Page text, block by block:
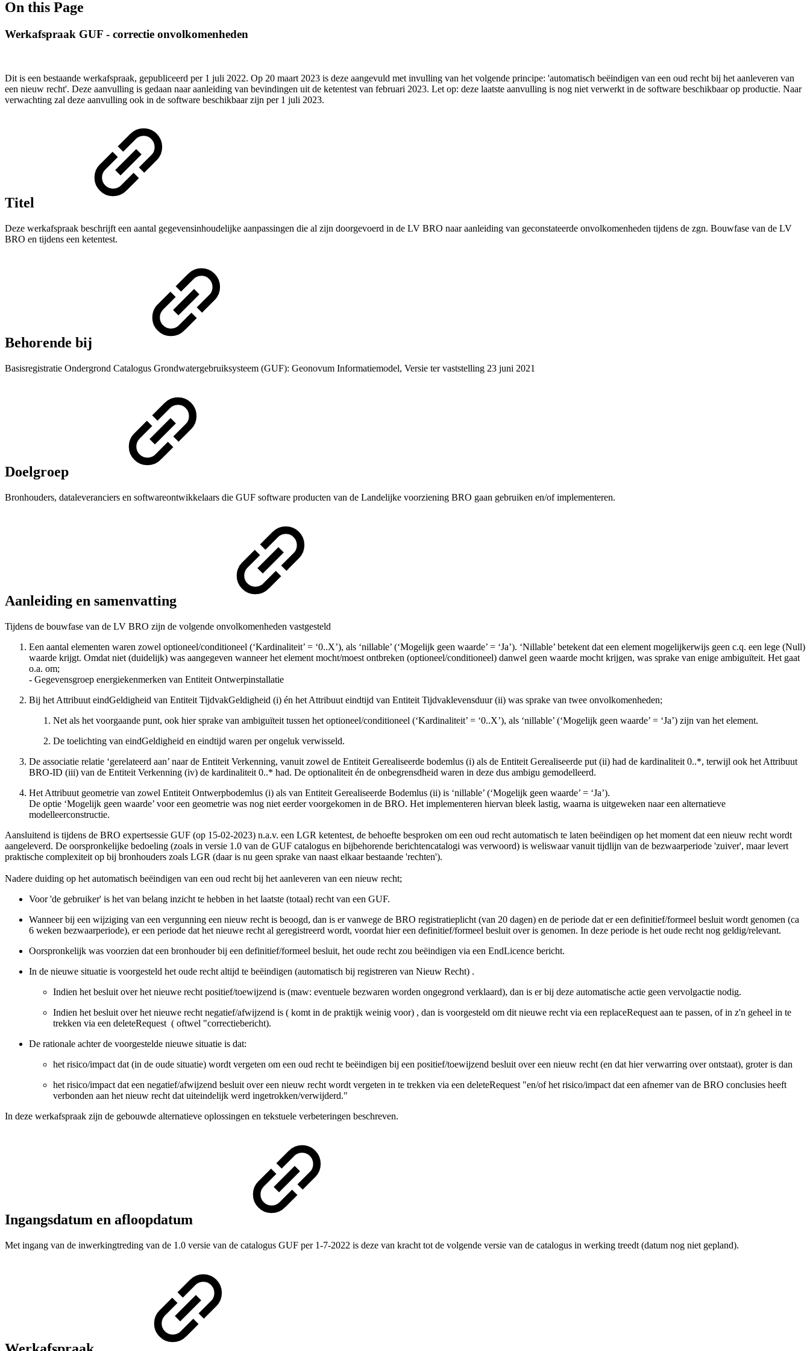
On this Page
Werkafspraak GUF - correctie onvolkomenheden
Dit is een bestaande werkafspraak, gepubliceerd per 1 juli 2022. Op 20 maart 2023 is deze aangevuld met invulling van het volgende principe: 'automatisch beëindigen van een oud recht bij het aanleveren van
een nieuw recht'. Deze aanvulling is gedaan naar aanleiding van bevindingen uit de ketentest van februari 2023. Let op: deze laatste aanvulling is nog niet verwerkt in de software beschikbaar op productie. Naar
verwachting zal deze aanvulling ook in de software beschikbaar zijn per 1 juli 2023.
Titel
Deze werkafspraak beschrijft een aantal gegevensinhoudelijke aanpassingen die al zijn doorgevoerd in de LV BRO naar aanleiding van geconstateerde onvolkomenheden tijdens de zgn. Bouwfase van de LV
BRO en tijdens een ketentest.
Behorende bij
Basisregistratie Ondergrond Catalogus Grondwatergebruiksysteem (GUF): Geonovum Informatiemodel, Versie ter vaststelling 23 juni 2021
Doelgroep
Bronhouders, dataleveranciers en softwareontwikkelaars die GUF software producten van de Landelijke voorziening BRO gaan gebruiken en/of implementeren.
Aanleiding en samenvatting
Tijdens de bouwfase van de LV BRO zijn de volgende onvolkomenheden vastgesteld
Een aantal elementen waren zowel optioneel/conditioneel (‘Kardinaliteit’ = ‘0..X’), als ‘nillable’ (‘Mogelijk geen waarde’ = ‘Ja’). ‘Nillable’ betekent dat een element mogelijkerwijs geen c.q. een lege (Null)
waarde krijgt. Omdat niet (duidelijk) was aangegeven wanneer het element mocht/moest ontbreken (optioneel/conditioneel) danwel geen waarde mocht krijgen, was sprake van enige ambiguïteit. Het gaat
o.a. om;
- Gegevensgroep energiekenmerken van Entiteit Ontwerpinstallatie
Bij het Attribuut eindGeldigheid van Entiteit TijdvakGeldigheid (i) én het Attribuut eindtijd van Entiteit Tijdvaklevensduur (ii) was sprake van twee onvolkomenheden;
Net als het voorgaande punt, ook hier sprake van ambiguïteit tussen het optioneel/conditioneel (‘Kardinaliteit’ = ‘0..X’), als ‘nillable’ (‘Mogelijk geen waarde’ = ‘Ja’) zijn van het element.
De toelichting van eindGeldigheid en eindtijd waren per ongeluk verwisseld.
De associatie relatie ‘gerelateerd aan’ naar de Entiteit Verkenning, vanuit zowel de Entiteit Gerealiseerde bodemlus (i) als de Entiteit Gerealiseerde put (ii) had de kardinaliteit 0..*, terwijl ook het Attribuut
BRO-ID (iii) van de Entiteit Verkenning (iv) de kardinaliteit 0..* had. De optionaliteit én de onbegrensdheid waren in deze dus ambigu gemodelleerd.
Het Attribuut geometrie van zowel Entiteit Ontwerpbodemlus (i) als van Entiteit Gerealiseerde Bodemlus (ii) is ‘nillable’ (‘Mogelijk geen waarde’ = ‘Ja’).
De optie ‘Mogelijk geen waarde’ voor een geometrie was nog niet eerder voorgekomen in de BRO. Het implementeren hiervan bleek lastig, waarna is uitgeweken naar een alternatieve
modelleerconstructie.
Aansluitend is tijdens de BRO expertsessie GUF (op 15-02-2023) n.a.v. een LGR ketentest, de behoefte besproken om een oud recht automatisch te laten beëindigen op het moment dat een nieuw recht wordt
aangeleverd. De oorspronkelijke bedoeling (zoals in versie 1.0 van de GUF catalogus en bijbehorende berichtencatalogi was verwoord) is weliswaar vanuit tijdlijn van de bezwaarperiode 'zuiver', maar levert
praktische complexiteit op bij bronhouders zoals LGR (daar is nu geen sprake van naast elkaar bestaande 'rechten').
Nadere duiding op het automatisch beëindigen van een oud recht bij het aanleveren van een nieuw recht;
Voor 'de gebruiker' is het van belang inzicht te hebben in het laatste (totaal) recht van een GUF.
Wanneer bij een wijziging van een vergunning een nieuw recht is beoogd, dan is er vanwege de BRO registratieplicht (van 20 dagen) en de periode dat er een definitief/formeel besluit wordt genomen (ca
6 weken bezwaarperiode), er een periode dat het nieuwe recht al geregistreerd wordt, voordat hier een definitief/formeel besluit over is genomen. In deze periode is het oude recht nog geldig/relevant.
Oorspronkelijk was voorzien dat een bronhouder bij een definitief/formeel besluit, het oude recht zou beëindigen via een EndLicence bericht.
In de nieuwe situatie is voorgesteld het oude recht altijd te beëindigen (automatisch bij registreren van Nieuw Recht) .
Indien het besluit over het nieuwe recht positief/toewijzend is (maw: eventuele bezwaren worden ongegrond verklaard), dan is er bij deze automatische actie geen vervolgactie nodig.
Indien het besluit over het nieuwe recht negatief/afwijzend is ( komt in de praktijk weinig voor) , dan is voorgesteld om dit nieuwe recht via een replaceRequest aan te passen, of in z'n geheel in te
trekken via een deleteRequest ( oftwel "correctiebericht).
De rationale achter de voorgestelde nieuwe situatie is dat:
het risico/impact dat (in de oude situatie) wordt vergeten om een oud recht te beëindigen bij een positief/toewijzend besluit over een nieuw recht (en dat hier verwarring over ontstaat), groter is dan
het risico/impact dat een negatief/afwijzend besluit over een nieuw recht wordt vergeten in te trekken via een deleteRequest "en/of het risico/impact dat een afnemer van de BRO conclusies heeft
verbonden aan het nieuw recht dat uiteindelijk werd ingetrokken/verwijderd."
In deze werkafspraak zijn de gebouwde alternatieve oplossingen en tekstuele verbeteringen beschreven.
Ingangsdatum en afloopdatum
Met ingang van de inwerkingtreding van de 1.0 versie van de catalogus GUF per 1-7-2022 is deze van kracht tot de volgende versie van de catalogus in werking treedt (datum nog niet gepland).